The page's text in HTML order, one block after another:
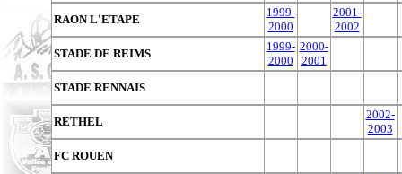
RAON L'ETAPE
1999-
2000
2001-
2002
STADE DE REIMS
1999-
2000
2000-
2001
STADE RENNAIS
RETHEL
2002-
2003
FC ROUEN